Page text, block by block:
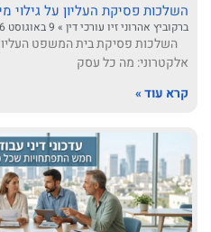
השלכות פסיקת העליון על גילוי
ברקוביץ אהרוני זיו עורכי דין
השלכות פסיקת בית המשפט
אלקטרוני: מה כל עסק
קרא עוד »